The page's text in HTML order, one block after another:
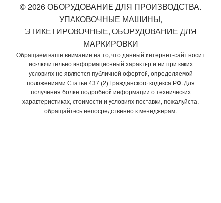
© 2026 ОБОРУДОВАНИЕ ДЛЯ ПРОИЗВОДСТВА.
УПАКОВОЧНЫЕ МАШИНЫ,
ЭТИКЕТИРОВОЧНЫЕ, ОБОРУДОВАНИЕ ДЛЯ
МАРКИРОВКИ
Обращаем ваше внимание на то, что данный интернет-сайт носит
исключительно информационный характер и ни при каких
условиях не является публичной офертой, определяемой
положениями Статьи 437 (2) Гражданского кодекса РФ. Для
получения более подробной информации о технических
характеристиках, стоимости и условиях поставки, пожалуйста,
обращайтесь непосредственно к менеджерам.